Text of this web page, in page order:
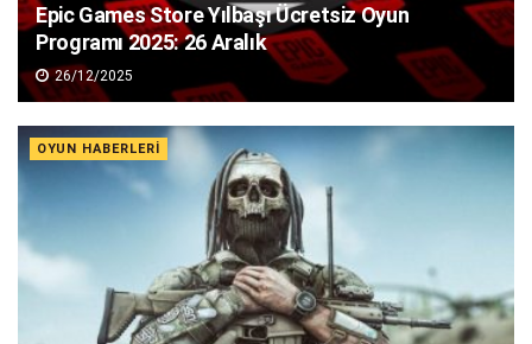
Epic Games Store Yılbaşı Ücretsiz Oyun
Programı 2025: 26 Aralık
26/12/2025
OYUN HABERLERI